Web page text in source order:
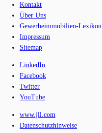
Kontakt
Über Uns
Gewerbeimmobilien-Lexikon
Impressum
Sitemap
LinkedIn
Facebook
Twitter
YouTube
www.jll.com
Datenschutzhinweise